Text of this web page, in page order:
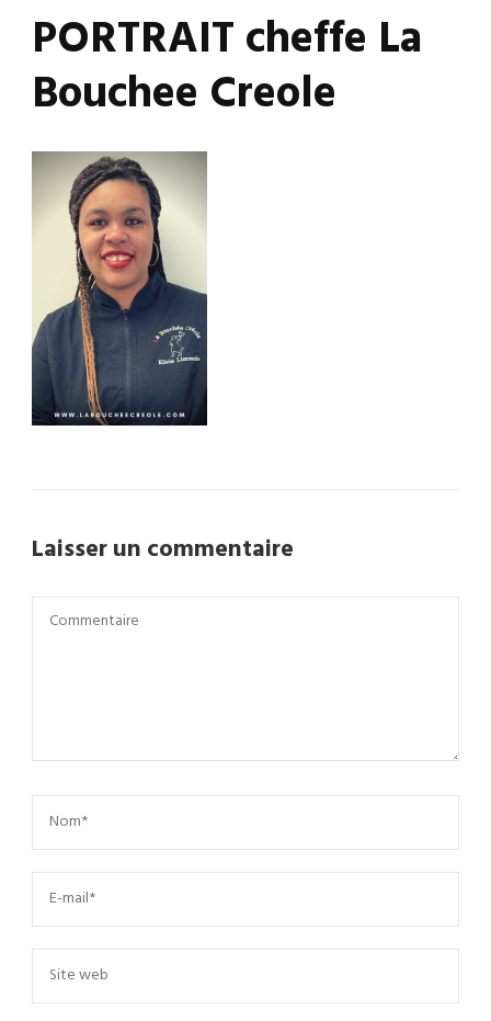
PORTRAIT cheffe La
Bouchee Creole
Laisser un commentaire